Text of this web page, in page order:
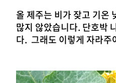
올 제주는 비가 잦고 기온
많지 않았습니다. 단호박
다. 그래도 이렇게 자라주